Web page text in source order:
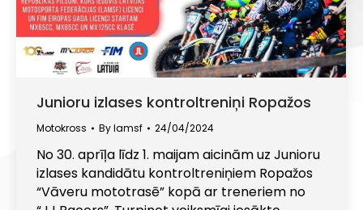
Junioru izlases kontroltreniņi Ropažos
Motokross Bylamsf 24/04/2024
No 30. aprīļa līdz 1. maijam aicinām uz Junioru
izlases kandidātu kontroltreniņiem Ropažos
“Vāveru mototrasē” kopā ar treneriem no